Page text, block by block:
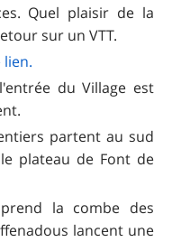
Quel plaisir de la
sur un VTT.
lien.
du Village est
partent au sud
plateau de Font de
la combe des
lancent une